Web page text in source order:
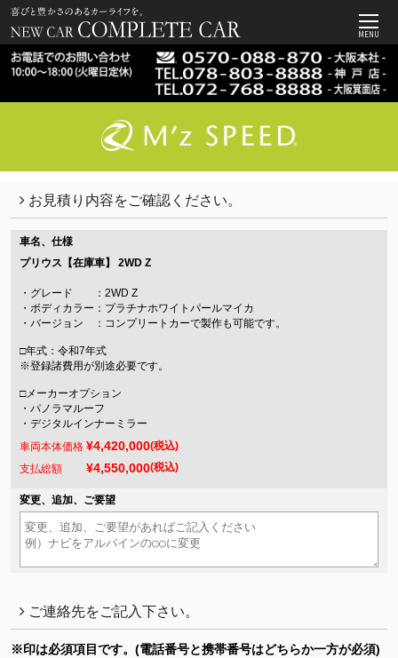
MENU
お見積り内容をご確認ください。
車名、仕様
プリウス【在庫車】 2WD Z
・グレード ：2WD Z
・ボディカラー：プラチナホワイトパールマイカ
・バージョン ：コンプリートカーで製作も可能です。
□年式：令和7年式
※登録諸費用が別途必要です。
□メーカーオプション
・パノラマルーフ
・デジタルインナーミラー
車両本体価格 ¥4,420,000(税込)
支払総額 ¥4,550,000(税込)
変更、追加、ご要望
ご連絡先をご記入下さい。
※印は必須項目です。 (電話番号と携帯番号はどちらか一方が必須)